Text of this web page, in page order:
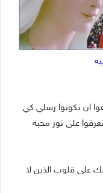
ان تكونوا رسلي كي
على نور محبة
على قلوب الذين لا